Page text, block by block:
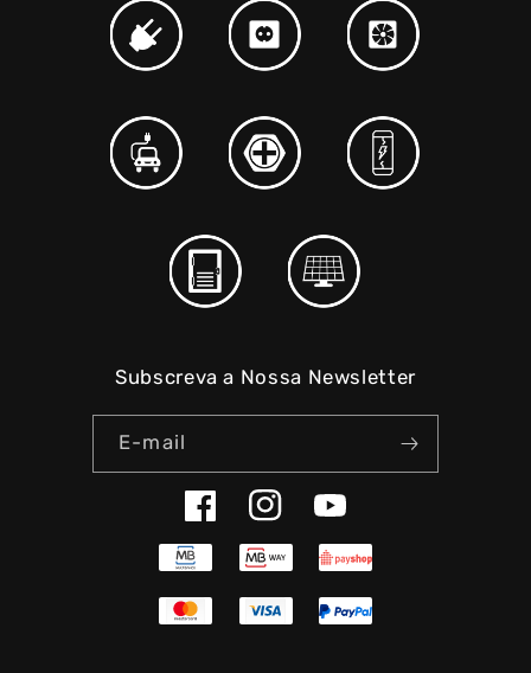
Subscreva a Nossa Newsletter
E-mail
FacebookInstagramYouTube